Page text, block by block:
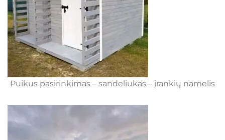
Puikus pasirinkimas – sandeliukas – įrankių namelis